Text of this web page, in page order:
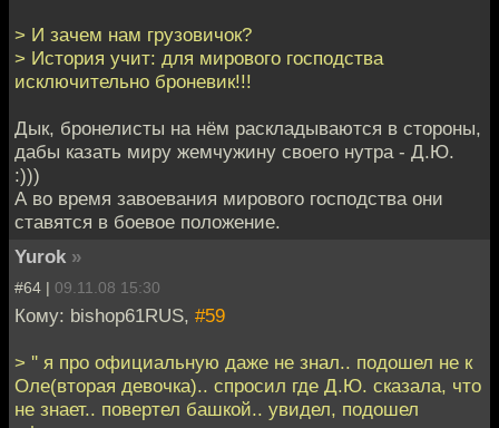
> И зачем нам грузовичок?
> История учит: для мирового господства
исключительно броневик!!!
Дык, бронелисты на нём раскладываются в стороны,
дабы казать миру жемчужину своего нутра - Д.Ю.
:)))
А во время завоевания мирового господства они
ставятся в боевое положение.
Yurok »
#64 | 09.11.08 15:30
Кому: bishop61RUS, #59
> '' я про официальную даже не знал.. подошел не к
Оле(вторая девочка).. спросил где Д.Ю. сказала, что
не знает.. повертел башкой.. увидел, подошел